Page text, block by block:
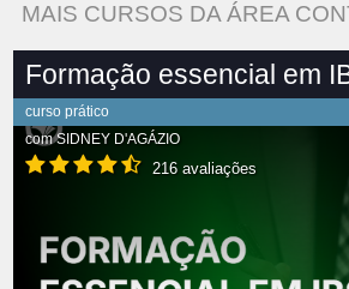
MAIS CURSOS DA ÁREA
Formação essencial em
curso prático
comSIDNEY D'AGÁZIO
216 avaliações